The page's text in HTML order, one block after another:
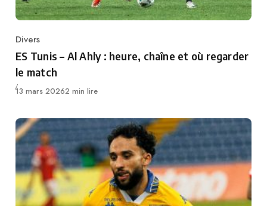
Category
Divers
ES Tunis – Al Ahly : heure, chaîne et où regarder
le match
Publié
13 mars 20262 min lire